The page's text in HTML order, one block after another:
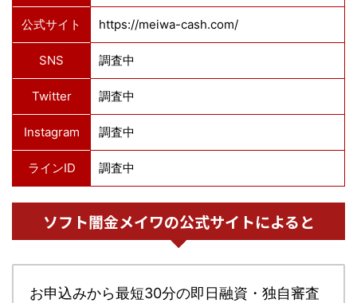
公式サイト https://meiwa-cash.com/
SNS 調査中
Twitter 調査中
Instagram 調査中
ラインID 調査中
ソフト闇金メイワの公式サイトによると
お申込みから最短30分の即日融資・独自審査